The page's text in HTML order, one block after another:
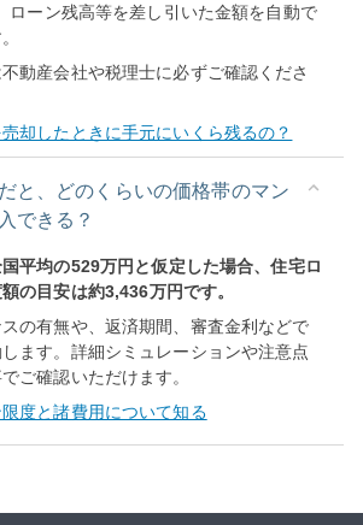
ローン残高等を差し引いた金額を自動で
動産会社や税理士に必ずご確認くださ
却したときに手元にいくら残るの？
と、どのくらいの価格帯のマン
できる？
平均の529万円と仮定した場合、住宅ロ
の目安は約3,436万円です。
の有無や、返済期間、審査金利などで
ます。詳細シミュレーションや注意点
ご確認いただけます。
度と諸費用について知る